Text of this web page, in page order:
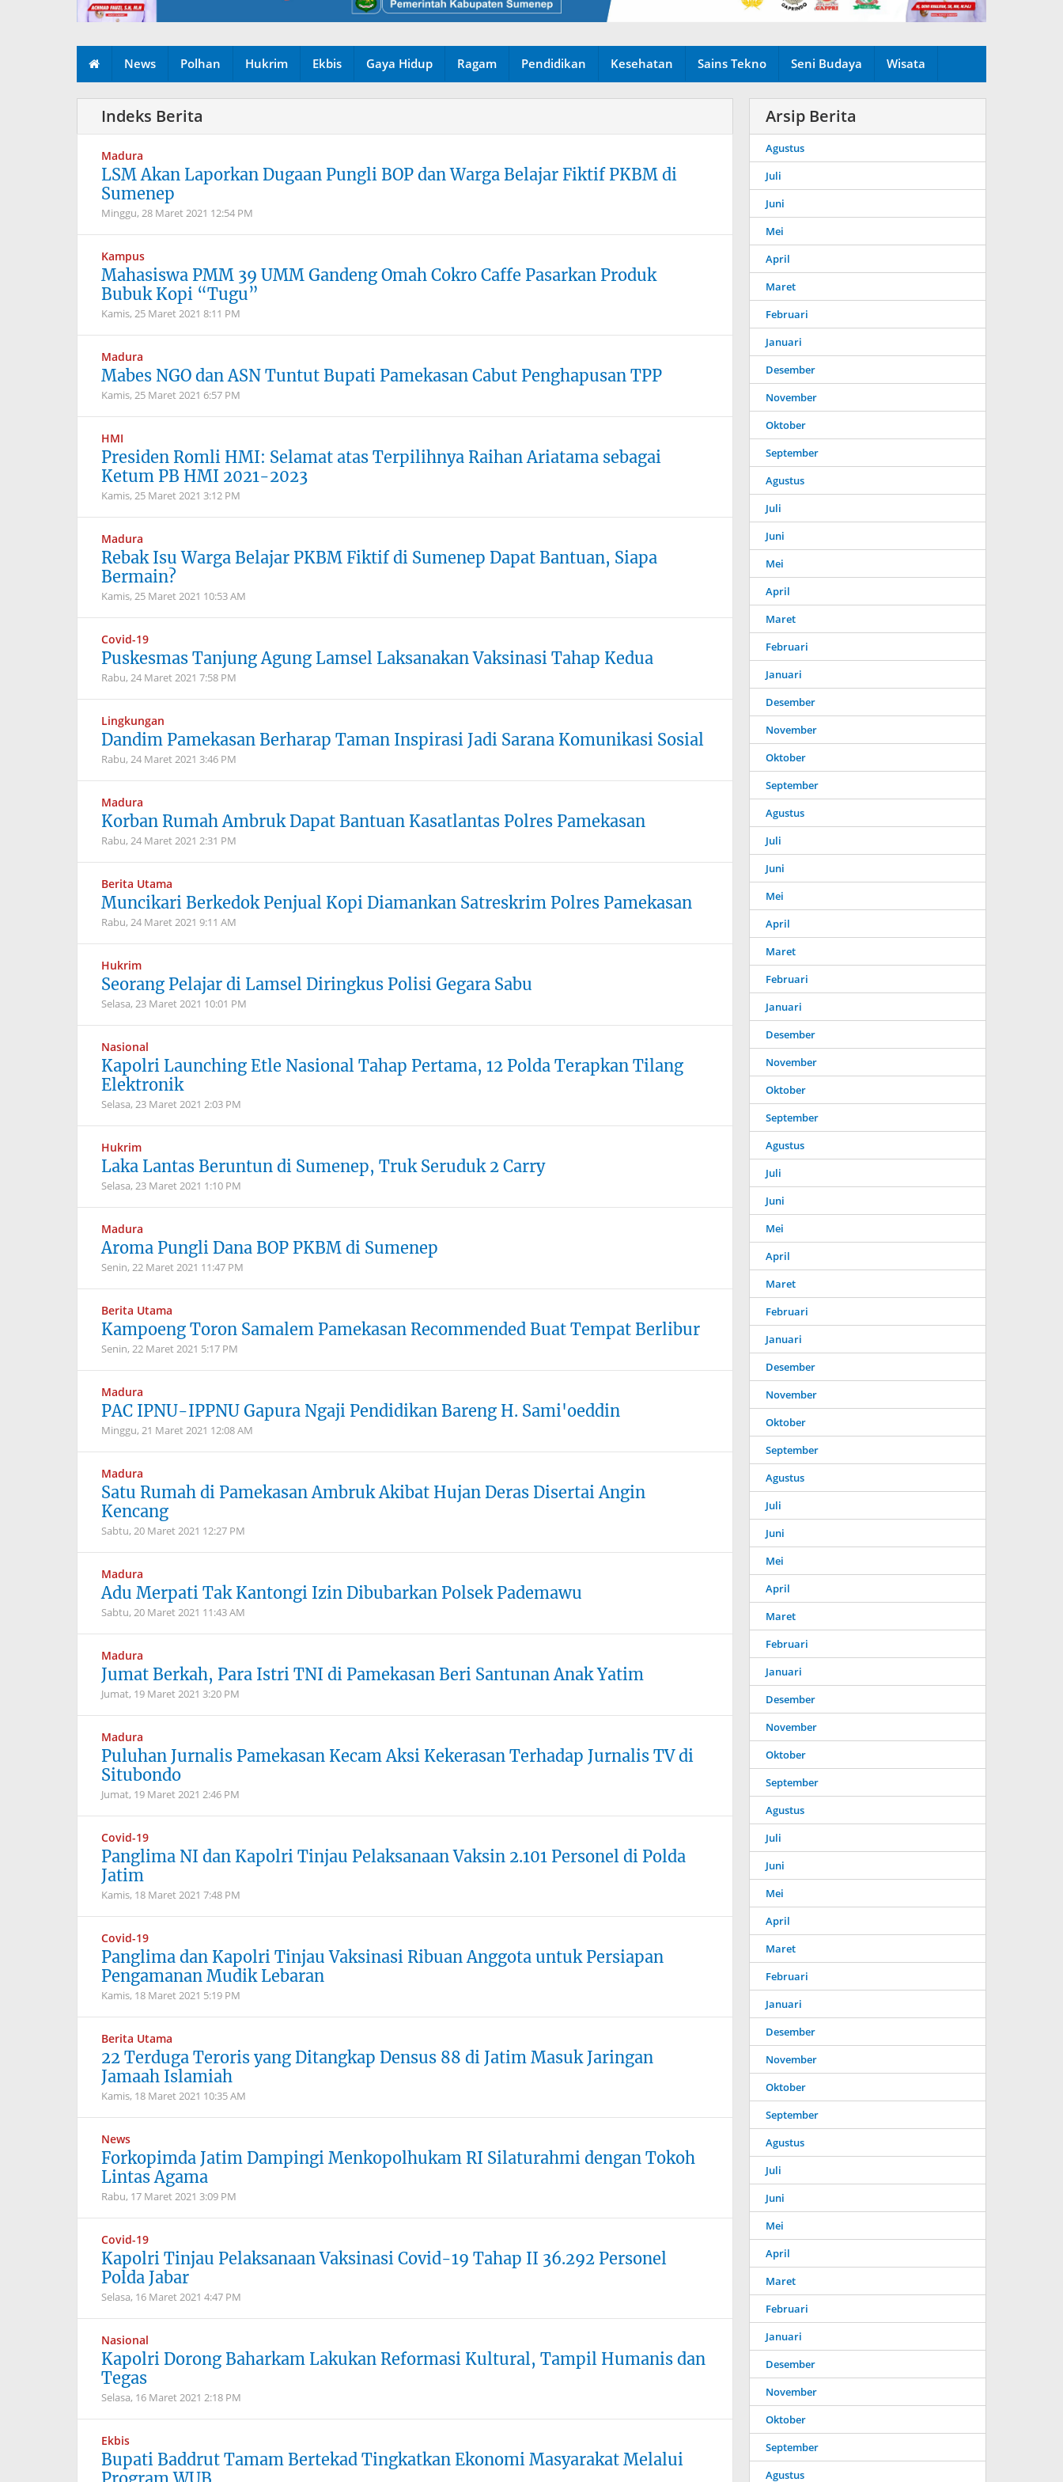
News Polhan Hukrim Ekbis Gaya Hidup Ragam Pendidikan Kesehatan Sains Tekno Seni Budaya Wisata
Madura
LSM Akan Laporkan Dugaan Pungli BOP dan Warga Belajar Fiktif PKBM di
Sumenep
Minggu, 28 Maret 2021 12:54 PM
Kampus
Mahasiswa PMM 39 UMM Gandeng Omah Cokro Caffe Pasarkan Produk
Bubuk Kopi “Tugu”
Kamis, 25 Maret 2021 8:11 PM
Madura
Mabes NGO dan ASN Tuntut Bupati Pamekasan Cabut Penghapusan TPP
Kamis, 25 Maret 2021 6:57 PM
HMI
Presiden Romli HMI: Selamat atas Terpilihnya Raihan Ariatama sebagai
Ketum PB HMI 2021-2023
Kamis, 25 Maret 2021 3:12 PM
Madura
Rebak Isu Warga Belajar PKBM Fiktif di Sumenep Dapat Bantuan, Siapa
Bermain?
Kamis, 25 Maret 2021 10:53 AM
Covid-19
Puskesmas Tanjung Agung Lamsel Laksanakan Vaksinasi Tahap Kedua
Rabu, 24 Maret 2021 7:58 PM
Lingkungan
Dandim Pamekasan Berharap Taman Inspirasi Jadi Sarana Komunikasi Sosial
Rabu, 24 Maret 2021 3:46 PM
Madura
Korban Rumah Ambruk Dapat Bantuan Kasatlantas Polres Pamekasan
Rabu, 24 Maret 2021 2:31 PM
Berita Utama
Muncikari Berkedok Penjual Kopi Diamankan Satreskrim Polres Pamekasan
Rabu, 24 Maret 2021 9:11 AM
Hukrim
Seorang Pelajar di Lamsel Diringkus Polisi Gegara Sabu
Selasa, 23 Maret 2021 10:01 PM
Nasional
Kapolri Launching Etle Nasional Tahap Pertama, 12 Polda Terapkan Tilang
Elektronik
Selasa, 23 Maret 2021 2:03 PM
Hukrim
Laka Lantas Beruntun di Sumenep, Truk Seruduk 2 Carry
Selasa, 23 Maret 2021 1:10 PM
Madura
Aroma Pungli Dana BOP PKBM di Sumenep
Senin, 22 Maret 2021 11:47 PM
Berita Utama
Kampoeng Toron Samalem Pamekasan Recommended Buat Tempat Berlibur
Senin, 22 Maret 2021 5:17 PM
Madura
PAC IPNU-IPPNU Gapura Ngaji Pendidikan Bareng H. Sami'oeddin
Minggu, 21 Maret 2021 12:08 AM
Madura
Satu Rumah di Pamekasan Ambruk Akibat Hujan Deras Disertai Angin
Kencang
Sabtu, 20 Maret 2021 12:27 PM
Madura
Adu Merpati Tak Kantongi Izin Dibubarkan Polsek Pademawu
Sabtu, 20 Maret 2021 11:43 AM
Madura
Jumat Berkah, Para Istri TNI di Pamekasan Beri Santunan Anak Yatim
Jumat, 19 Maret 2021 3:20 PM
Madura
Puluhan Jurnalis Pamekasan Kecam Aksi Kekerasan Terhadap Jurnalis TV di
Situbondo
Jumat, 19 Maret 2021 2:46 PM
Covid-19
Panglima NI dan Kapolri Tinjau Pelaksanaan Vaksin 2.101 Personel di Polda
Jatim
Kamis, 18 Maret 2021 7:48 PM
Covid-19
Panglima dan Kapolri Tinjau Vaksinasi Ribuan Anggota untuk Persiapan
Pengamanan Mudik Lebaran
Kamis, 18 Maret 2021 5:19 PM
Berita Utama
22 Terduga Teroris yang Ditangkap Densus 88 di Jatim Masuk Jaringan
Jamaah Islamiah
Kamis, 18 Maret 2021 10:35 AM
News
Forkopimda Jatim Dampingi Menkopolhukam RI Silaturahmi dengan Tokoh
Lintas Agama
Rabu, 17 Maret 2021 3:09 PM
Covid-19
Kapolri Tinjau Pelaksanaan Vaksinasi Covid-19 Tahap II 36.292 Personel
Polda Jabar
Selasa, 16 Maret 2021 4:47 PM
Nasional
Kapolri Dorong Baharkam Lakukan Reformasi Kultural, Tampil Humanis dan
Tegas
Selasa, 16 Maret 2021 2:18 PM
Ekbis
Bupati Baddrut Tamam Bertekad Tingkatkan Ekonomi Masyarakat Melalui
Arsip Berita
Agustus
Juli
Juni
Mei
April
Maret
Februari
Januari
Desember
November
Oktober
September
Agustus
Juli
Juni
Mei
April
Maret
Februari
Januari
Desember
November
Oktober
September
Agustus
Juli
Juni
Mei
April
Maret
Februari
Januari
Desember
November
Oktober
September
Agustus
Juli
Juni
Mei
April
Maret
Februari
Januari
Desember
November
Oktober
September
Agustus
Juli
Juni
Mei
April
Maret
Februari
Januari
Desember
November
Oktober
September
Agustus
Juli
Juni
Mei
April
Maret
Februari
Januari
Desember
November
Oktober
September
Agustus
Juli
Juni
Mei
April
Maret
Februari
Januari
Desember
November
Oktober
September
Agustus